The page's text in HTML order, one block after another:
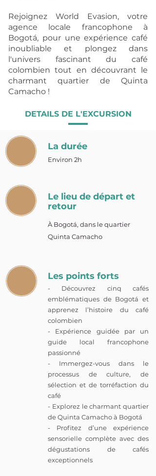
Rejoignez World Evasion, votre
agence locale francophone à
Bogotá, pour une expérience café
inoubliable et plongez dans
l'univers fascinant du café
colombien tout en découvrant le
charmant quartier de Quinta
Camacho !
DETAILS DE L'EXCURSION
La durée
Environ 2h
Le lieu de départ et
retour
À Bogotá, dans le quartier
Quinta Camacho
Les points forts
- Découvrez cinq cafés
emblématiques de Bogotá et
apprenez l’histoire du café
colombien
- Expérience guidée par un
guide local francophone
passionné
- Immergez-vous dans le
processus de culture, de
sélection et de torréfaction du
café
- Explorez le charmant quartier
de Quinta Camacho à Bogotá
- Profitez d’une expérience
sensorielle complète avec des
dégustations de cafés
exceptionnels